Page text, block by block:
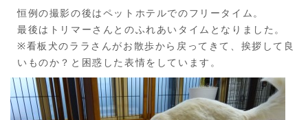
恒例の撮影の後はペットホテルでのフリータイム。
最後はトリマーさんとのふれあいタイムとなりました。
※看板犬のララさんがお散歩から戻ってきて、挨拶して良
いものか？と困惑した表情をしています。